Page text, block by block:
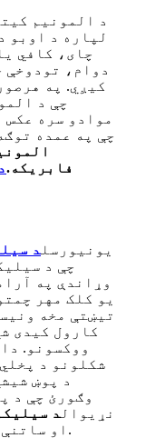
د المونیم
لپاره د اوبو
چای، کافي
دوام، تودوخې
کیږي. په
چې د
موادو سره عکس
چې په عمده
فابریکه.
یونیورسل د
چې د
وړاندې په
یو کلک مهر
تیښتې مخه
کارول کیدی
ووکسونو.
شکلونو د
د پوښ
وګورئ چې د
نړیوال د
او ساتنې لپاره د لوښو مینځلو خوندي دي.